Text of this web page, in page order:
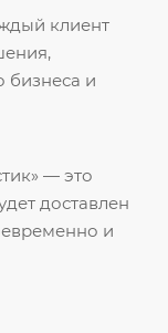
клиент
бизнеса и
— это
доставлен
и